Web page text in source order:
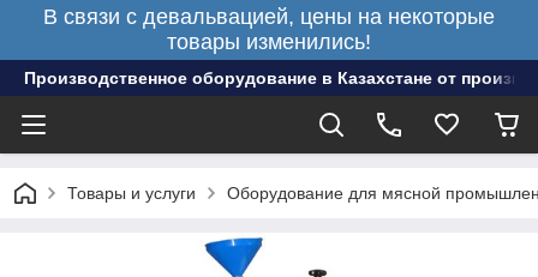
В связи с девальвацией, цены на некоторые
товары изменились!
Производственное оборудование в Казахстане от
Товары и услуги Оборудование для мясной